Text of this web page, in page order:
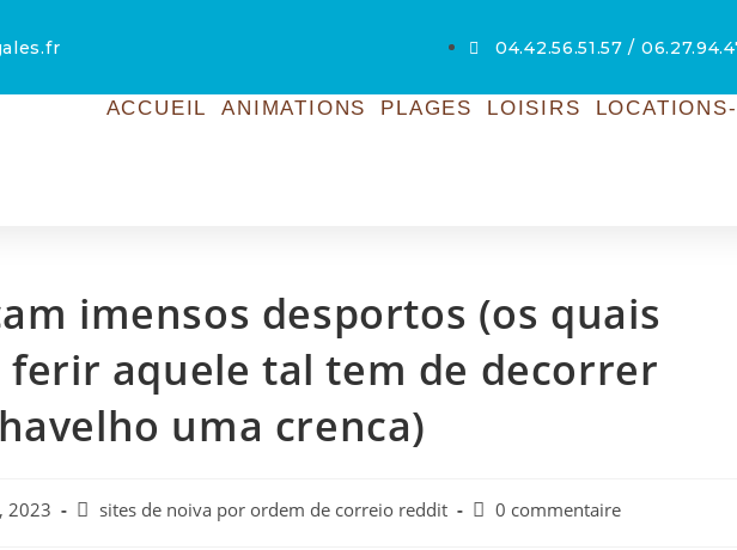
04.42.56.51.57 /
ACCUEIL ANIMATIONS PLAGES LOISIRS
imensos desportos (os quais
ferir aquele tal tem de decorrer
uma crenca)
2023 sites de noiva por ordem de correio reddit 0 commentaire